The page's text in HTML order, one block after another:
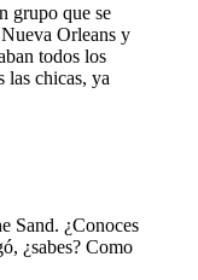
grupo que se
Orleans y
todos los
las chicas, ya
Sand. ¿Conoces
¿sabes? Como